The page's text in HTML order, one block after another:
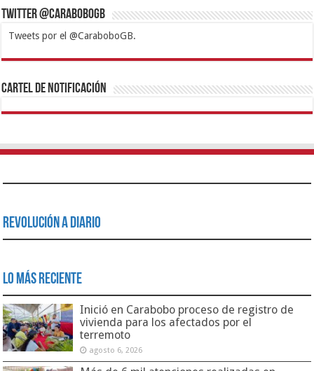
Twitter @CaraboboGB
Tweets por el @CaraboboGB.
1xbetBetturkeyBetistKralbetSupertotobetTipobetMatadorbetMariobet
https://mvbcasino.com/
Cartel de Notificación
Revolución a Diario
Lo Más Reciente
Inició en Carabobo proceso de registro de
vivienda para los afectados por el
terremoto
agosto 6, 2026